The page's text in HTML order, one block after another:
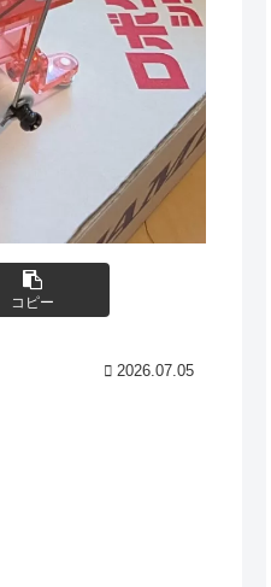
コピー
2026.07.05